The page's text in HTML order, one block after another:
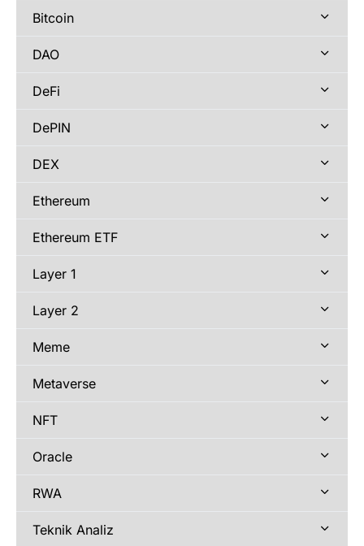
Bitcoin
DAO
DeFi
DePIN
DEX
Ethereum
Ethereum ETF
Layer 1
Layer 2
Meme
Metaverse
NFT
Oracle
RWA
Teknik Analiz